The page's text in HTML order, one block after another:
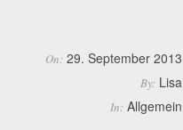
On: 29. September 2013
By: Lisa
In: Allgemein